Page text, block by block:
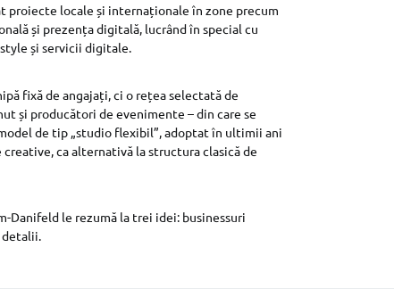
proiecte locale și internaționale în zone precum
și prezența digitală, lucrând în special cu
și servicii digitale.
fixă de angajați, ci o rețea selectată de
și producători de evenimente – din care se
de tip „studio flexibil”, adoptat în ultimii ani
ca alternativă la structura clasică de
Danifeld le rezumă la trei idei: businessuri
detalii.